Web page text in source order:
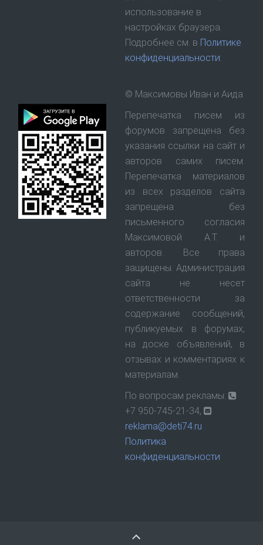
использование в
настройках браузера.
Подробнее см. в Политике
конфиденциальности.
© Максимовы Иван и Аида
Перепечатка писем из
форумов запрещена без
указания ссылки на сайт и
авторов самих писем.
Перепечатка материалов
из всех разделов сайта
запрещена без
письменного согласия
Максимовой А.Т. и
авторов. Все права
защищены. Администрация
сайта не несет
ответственности за
содержание сообщений,
публикуемых в форумах,
на доске объявлений, в
отзывах и комментариях к
материалам.
По вопросам рекламы:
+7 950-745-21-34,
reklama@deti74.ru
Политика
конфиденциальности